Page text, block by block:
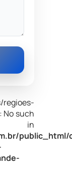
No such
in
public_html/